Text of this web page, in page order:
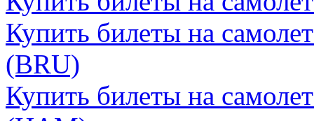
Купить билеты на
(BRU)
Купить билеты на